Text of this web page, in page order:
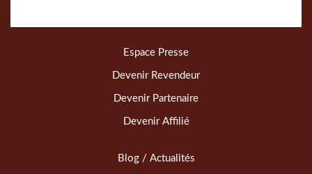
Espace Presse
Devenir Revendeur
Devenir Partenaire
Devenir Affilié
Blog / Actualités